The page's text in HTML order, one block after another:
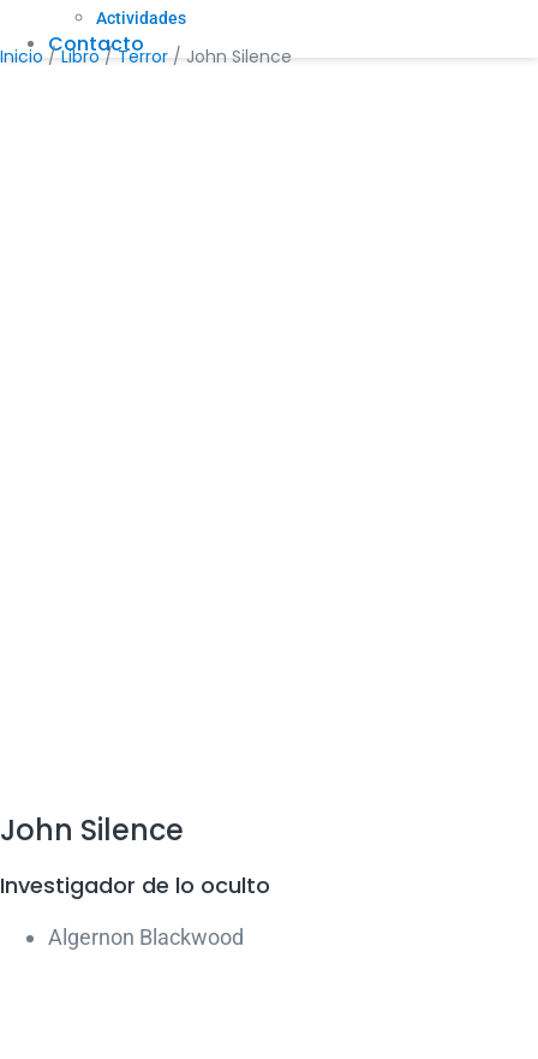
Actividades
Contacto
Inicio /Libro/Terror / John Silence
John Silence
Investigador de lo oculto
Algernon Blackwood